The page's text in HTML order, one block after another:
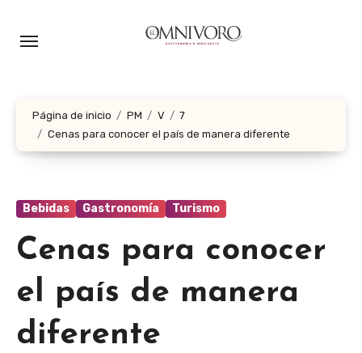
Página de inicio PM V
7
Cenas para conocer el país de manera diferente
Bebidas Gastronomía Turismo
Cenas para conocer
el país de manera
diferente